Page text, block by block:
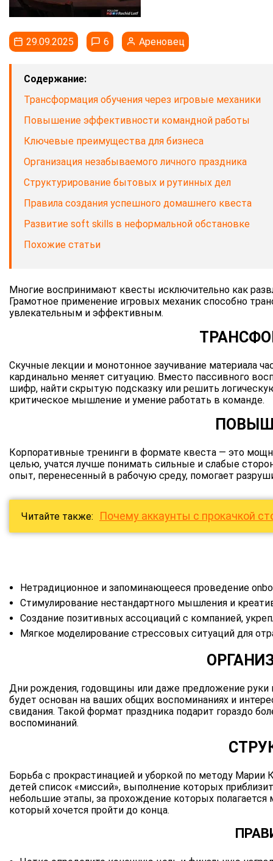
29.09.2025 6 Ареновец
Содержание:
Трансформация обучения через игровые механики
Повышение эффективности командной работы
Ключевые преимущества для бизнеса
Организация незабываемого личного праздника
Структурирование бытовых и рутинных дел
Правила создания успешного домашнего квеста
Развитие soft skills в неформальной обстановке
Похожие статьи
Многие воспринимают квесты исключительно как
Грамотное применение игровых механик способно
увлекательным и эффективным.
Скучные лекции и монотонное заучивание материала
кардинально меняет ситуацию. Вместо пассивного
шифр, найти скрытую подсказку или решить
критическое мышление и умение работать в команде.
Корпоративные тренинги в формате квеста — это
целью, учатся лучше понимать сильные и слабые
опыт, перенесенный в рабочую среду, помогает
Читайте также: Почему аккаунты с прокачкой
Нетрадиционное и запоминающееся проведение
Стимулирование нестандартного мышления и
Создание позитивных ассоциаций с компанией,
Мягкое моделирование стрессовых ситуаций для
Дни рождения, годовщины или даже предложение руки
будет основан на ваших общих воспоминаниях и
свидания. Такой формат праздника подарит гораздо
воспоминаний.
Борьба с прокрастинацией и уборкой по методу
детей список «миссий», выполнение которых
небольшие этапы, за прохождение которых
который хочется пройти до конца.